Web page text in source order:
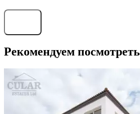
Рекомендуем посмотреть